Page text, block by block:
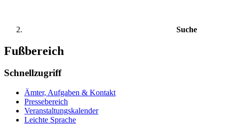
Suche
Fußbereich
Schnellzugriff
Ämter, Aufgaben & Kontakt
Pressebereich
Veranstaltungskalender
Leichte Sprache